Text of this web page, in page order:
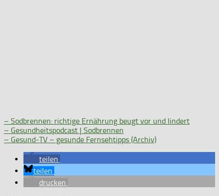
– Sodbrennen: richtige Ernährung beugt vor und lindert
– Gesundheitspodcast | Sodbrennen
– Gesund-TV – gesunde Fernsehtipps (Archiv)
teilen
teilen
drucken